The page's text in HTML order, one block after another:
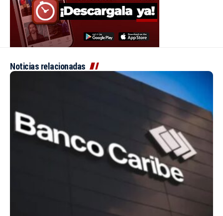
Noticias relacionadas